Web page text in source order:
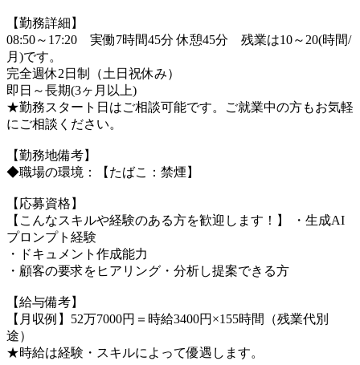
【勤務詳細】
08:50～17:20 実働7時間45分 休憩45分 残業は10～20(時間/
月)です。
完全週休2日制（土日祝休み）
即日～長期(3ヶ月以上)
★勤務スタート日はご相談可能です。ご就業中の方もお気軽
にご相談ください。
【勤務地備考】
◆職場の環境：【たばこ：禁煙】
【応募資格】
【こんなスキルや経験のある方を歓迎します！】 ・生成AI
プロンプト経験
・ドキュメント作成能力
・顧客の要求をヒアリング・分析し提案できる方
【給与備考】
【月収例】52万7000円＝時給3400円×155時間（残業代別
途）
★時給は経験・スキルによって優遇します。